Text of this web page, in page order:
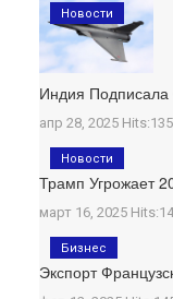
Индия
апр 28, 2025
Новости
Трамп Угрожает
март 16, 2025
Новости
Экспорт
Бизнес